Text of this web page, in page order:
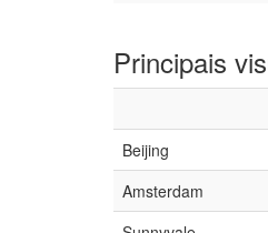
Principais
Beijing
Amsterdam